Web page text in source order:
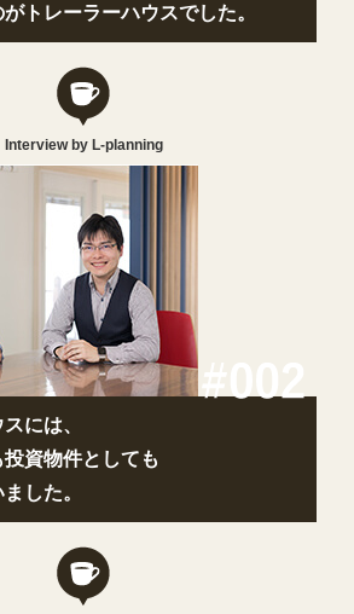
トレーラーハウスでした。
Interview by L-planning
には、
資物件としても
した。